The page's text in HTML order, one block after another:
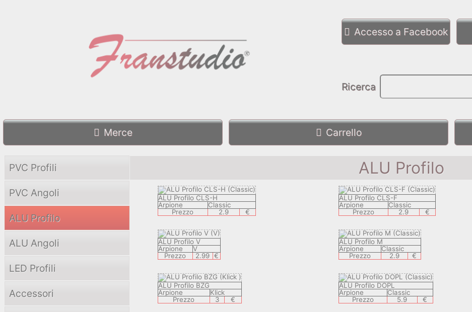
Accesso a Facebook
Ricerca
Merce Carrello
PVC Profili
PVC Angoli
ALU Profilo
ALU Angoli
LED Profili
Accessori
ALU Profilo
ALU Profilo CLS-H
Arpione
Classic
Prezzo
2.9 €
ALU Profilo CLS-F
Arpione
Classic
Prezzo
2.9 €
ALU Profilo V
Arpione
V
Prezzo
2.99 €
ALU Profilo M
Arpione
Classic
Prezzo
2.9 €
ALU Profilo BZG
Arpione
Klick
Prezzo
3 €
ALU Profilo DOPL
Arpione
Classic
Prezzo
5.9 €